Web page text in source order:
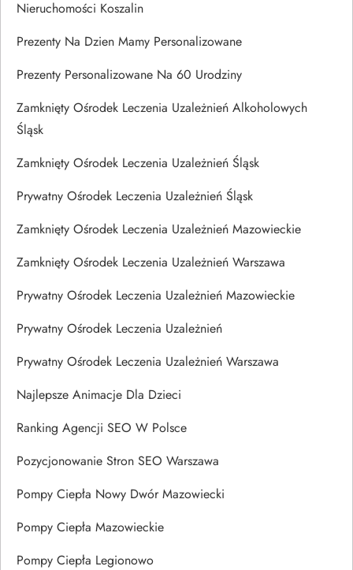
Nieruchomości Koszalin
Prezenty Na Dzien Mamy Personalizowane
Prezenty Personalizowane Na 60 Urodziny
Zamknięty Ośrodek Leczenia Uzależnień Alkoholowych
Śląsk
Zamknięty Ośrodek Leczenia Uzależnień Śląsk
Prywatny Ośrodek Leczenia Uzależnień Śląsk
Zamknięty Ośrodek Leczenia Uzależnień Mazowieckie
Zamknięty Ośrodek Leczenia Uzależnień Warszawa
Prywatny Ośrodek Leczenia Uzależnień Mazowieckie
Prywatny Ośrodek Leczenia Uzależnień
Prywatny Ośrodek Leczenia Uzależnień Warszawa
Najlepsze Animacje Dla Dzieci
Ranking Agencji SEO W Polsce
Pozycjonowanie Stron SEO Warszawa
Pompy Ciepła Nowy Dwór Mazowiecki
Pompy Ciepła Mazowieckie
Pompy Ciepła Legionowo